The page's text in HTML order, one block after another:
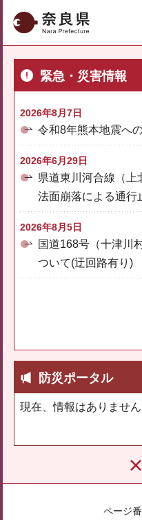
奈良県
緊急・災害情報
2026年8月7日
令和8年熊本地震へ
2026年6月29日
県道東川河合線（上
法面崩落による通行
2026年8月5日
国道168号（十津川
ついて(迂回路有り)
防災ポータル
現在、情報はありません
ページ